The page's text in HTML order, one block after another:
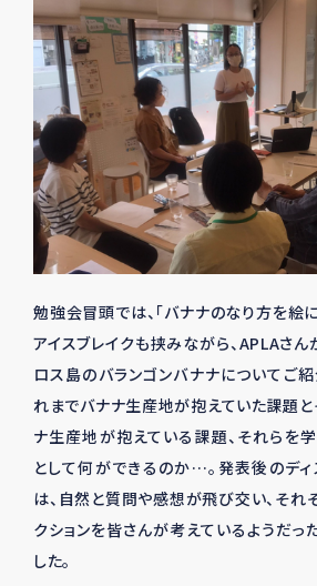
勉強会冒頭では、「バナナのなり方を絵
アイスブレイクも挟みながら、APLAさん
ロス島のバランゴンバナナについてご紹
れまでバナナ生産地が抱えていた課題と
ナ生産地が抱えている課題、それらを
として何ができるのか…。発表後のディ
は、自然と質問や感想が飛び交い、それ
クションを皆さんが考えているようだっ
した。